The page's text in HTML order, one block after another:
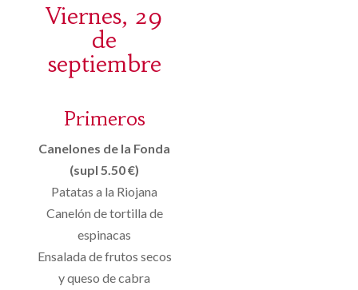
Viernes, 29
de
septiembre
Primeros
Canelones de la Fonda
(supl 5.50 €)
Patatas a la Riojana
Canelón de tortilla de
espinacas
Ensalada de frutos secos
y queso de cabra